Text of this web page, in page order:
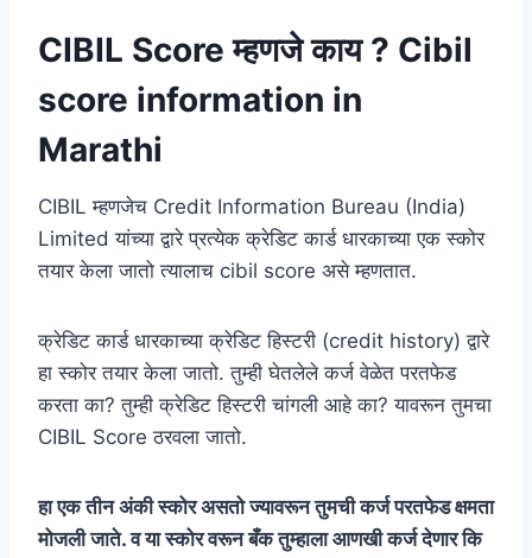
CIBIL Score म्हणजे काय ? Cibil
score information in
Marathi
CIBIL म्हणजेच Credit Information Bureau (India)
Limited यांच्या द्वारे प्रत्येक क्रेडिट कार्ड धारकाच्या एक स्कोर
तयार केला जातो त्यालाच cibil score असे म्हणतात.
क्रेडिट कार्ड धारकाच्या क्रेडिट हिस्टरी (credit history) द्वारे
हा स्कोर तयार केला जातो. तुम्ही घेतलेले कर्ज वेळेत परतफेड
करता का? तुम्ही क्रेडिट हिस्टरी चांगली आहे का? यावरून तुमचा
CIBIL Score ठरवला जातो.
हा एक तीन अंकी स्कोर असतो ज्यावरून तुमची कर्ज परतफेड क्षमता
मोजली जाते. व या स्कोर वरून बँक तुम्हाला आणखी कर्ज देणार कि